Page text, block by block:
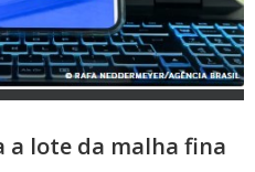
a lote da malha fina